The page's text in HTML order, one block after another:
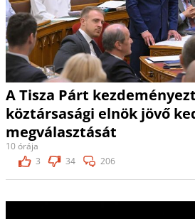
A Tisza Párt
köztársasági elnök jövő
megválasztását
10 órája
3
34 206